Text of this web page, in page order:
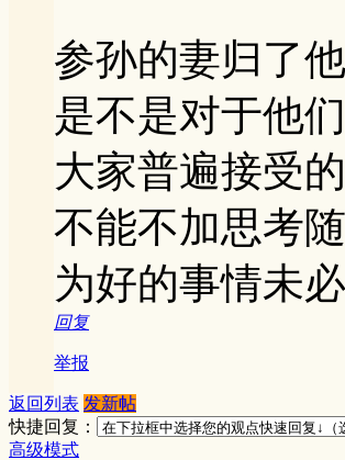
参孙的妻归了
是不是对于他
大家普遍接受
不能不加思考
为好的事情未必
回复
举报
返回列表 发新帖
快捷回复：
高级模式